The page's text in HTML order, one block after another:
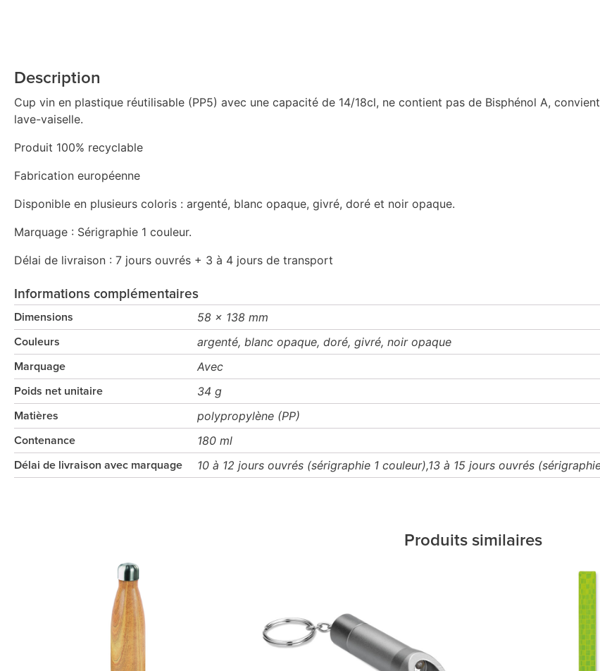
Description
Cup vin en plastique réutilisable (PP5) avec une capacité de 14/18cl, ne contient pas de Bisphénol A,
lave-vaiselle.
Produit 100% recyclable
Fabrication européenne
Disponible en plusieurs coloris : argenté, blanc opaque, givré, doré et noir opaque.
Marquage : Sérigraphie 1 couleur.
Délai de livraison : 7 jours ouvrés + 3 à 4 jours de transport
Informations complémentaires
Dimensions 58 x 138 mm
Couleurs argenté, blanc opaque, doré, givré, noir opaque
Marquage Avec
Poids net unitaire 34 g
Matières polypropylène (PP)
Contenance 180 ml
Délai de livraison avec marquage 10 à 12 jours ouvrés (sérigraphie 1 couleur),13 à 15 jours ouvrés
Produits similaires